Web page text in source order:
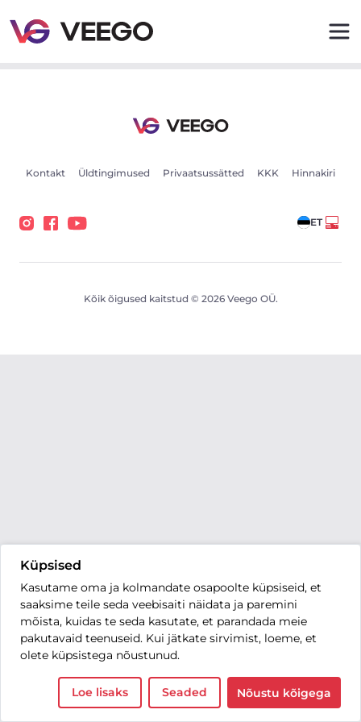
Küpsised
Kasutame oma ja kolmandate osapoolte küpsiseid, et
saaksime teile seda veebisaiti näidata ja paremini
mõista, kuidas te seda kasutate, et parandada meie
pakutavaid teenuseid. Kui jätkate sirvimist, loeme, et
olete küpsistega nõustunud.
Loe lisaks Seaded Nõustu kõigega
Kontakt Üldtingimused Privaatsussätted KKK Hinnakiri
ET
Kõik õigused kaitstud © 2026 Veego OÜ.